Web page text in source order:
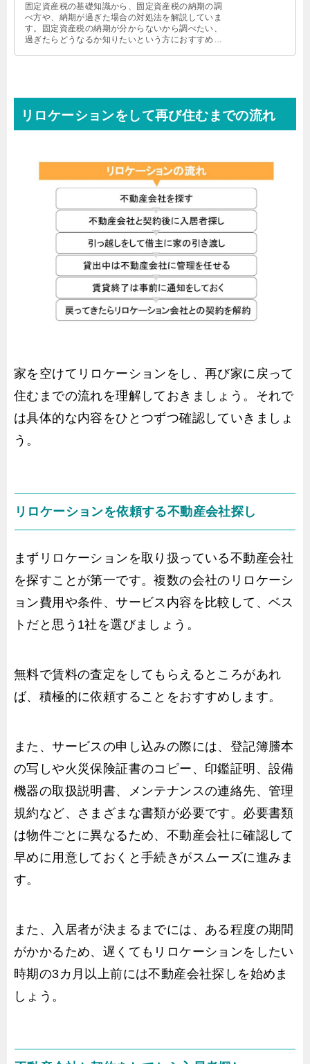
固定資産税の基礎知識から、固定資産税の納期の調
べ方や、納期が過ぎた場合の対処法を解説していま
す。固定資産税の納期が分からないから調べたい、
過ぎたらどうなるか知りたいという方におすすめで
リロケーションをして再び住むまでの流れ
家を空けてリロケーションをし、再び家に戻って
住むまでの流れを理解しておきましょう。それで
は具体的な内容をひとつずつ確認していきましょ
う。
リロケーションを依頼する不動産会社探し
まずリロケーションを取り扱っている不動産会社
を探すことが第一です。複数の会社のリロケーシ
ョン費用や条件、サービス内容を比較して、ベス
トだと思う1社を選びましょう。
無料で賃料の査定をしてもらえるところがあれ
ば、積極的に依頼することをおすすめします。
また、サービスの申し込みの際には、登記簿謄本
の写しや火災保険証書のコピー、印鑑証明、設備
機器の取扱説明書、メンテナンスの連絡先、管理
規約など、さまざまな書類が必要です。必要書類
は物件ごとに異なるため、不動産会社に確認して
早めに用意しておくと手続きがスムーズに進みま
す。
また、入居者が決まるまでには、ある程度の期間
がかかるため、遅くてもリロケーションをしたい
時期の3カ月以上前には不動産会社探しを始めま
しょう。